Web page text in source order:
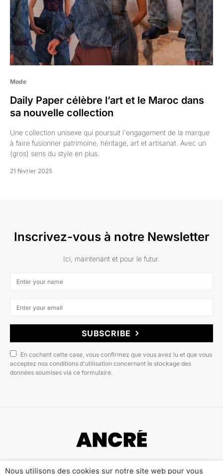
Mode
Daily Paper célèbre l’art et le Maroc dans
sa nouvelle collection
Une collection unisexe qui poursuit l'engagement de la marque
à faire fusionner patrimoine, héritage, art et artisanat. Avec un
(gros) sens du style en plus.
21 février 2025
Inscrivez-vous à notre Newsletter
Ici, maintenant et pour le futur.
SUBSCRIBE
En cochant cette case, vous confirmez que vous avez lu et que vous
acceptez nos conditions d'utilisation concernant le stockage des
données soumises via ce formulaire.
Nous utilisons des cookies sur notre site web pour vous